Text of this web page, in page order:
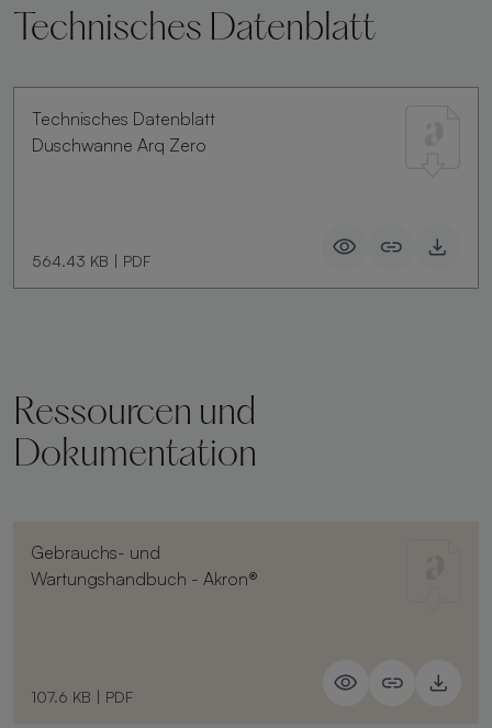
Technisches Datenblatt
Technisches Datenblatt
Duschwanne Arq Zero
564.43 KB | PDF
Ressourcen und
Dokumentation
Gebrauchs- und
Wartungshandbuch - Akron®
107.6 KB | PDF